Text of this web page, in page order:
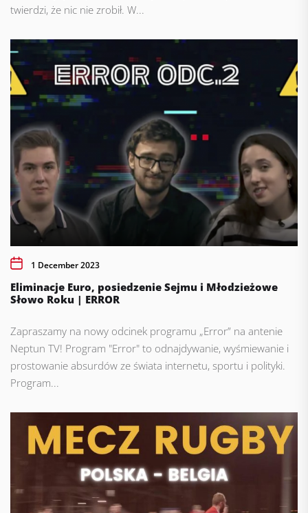
twierdzi, że nic nie zrobił. W...
1 December 2023
Eliminacje Euro, posiedzenie Sejmu i Młodzieżowe
Słowo Roku | ERROR
Zapraszamy na nowy odcinek programu „Error” na antenie
Neptun TV! Program "Error" to odnajdywanie, wyśmiewanie i
prostowanie absurdów ze świata internetu, sportu i polityki.
Program...